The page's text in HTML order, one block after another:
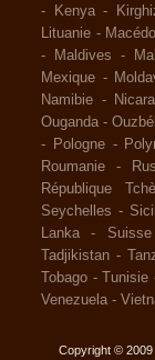
-
Kenya -
Lituanie -
-
Maldives -
Mexique -
Namibie -
Ouganda -
-
Pologne -
Roumanie
-
République
Seychelles -
Lanka
- Suisse
Tadjikistan -
Tobago -Tunisie
Venezuela -
Copyright © 2009